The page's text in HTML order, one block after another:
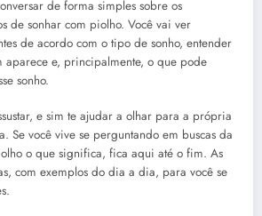
de forma simples sobre os
de sonhar com piolho. Você vai ver
de acordo com o tipo de sonho, entender
aparece e, principalmente, o que pode
sonho.
e sim te ajudar a olhar para a própria
Se você vive se perguntando em buscas da
o que significa, fica aqui até o fim. As
com exemplos do dia a dia, para você se